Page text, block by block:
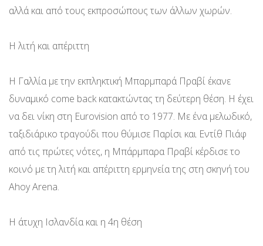
αλλά και από τους εκπροσώπους των άλλων χωρών.
Η λιτή και απέριττη
Η Γαλλία με την εκπληκτική Μπαρμπαρά Πραβί έκανε
δυναμικό come back κατακτώντας τη δεύτερη θέση. Η έχει
να δει νίκη στη Eurovision από το 1977. Με ένα μελωδικό,
ταξιδιάρικο τραγούδι που θύμισε Παρίσι και Εντίθ Πιάφ
από τις πρώτες νότες, η Μπάρμπαρα Πραβί κέρδισε το
κοινό με τη λιτή και απέριττη ερμηνεία της στη σκηνή του
Ahoy Arena.
Η άτυχη Ισλανδία και η 4η θέση